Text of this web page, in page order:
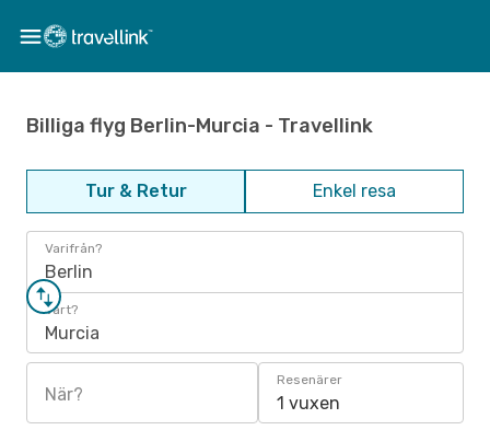
Billiga flyg Berlin-Murcia - Travellink
Tur & Retur Enkel resa
Varifrån?
Berlin
Vart?
Murcia
När?
Resenärer
1 vuxen